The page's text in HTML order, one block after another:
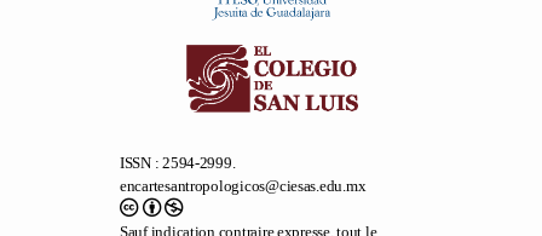
encartesantropologicos@ciesas.edu.mx
Sauf indication contraire expresse, tout le
contenu de ce site est soumis à un
Licence